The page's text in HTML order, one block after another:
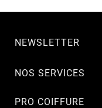
NEWSLETTER
NOS SERVICES
PRO COIFFURE